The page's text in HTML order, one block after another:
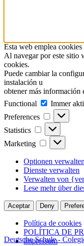
Esta web emplea cookies
Al navegar por este sitio
cookies.
Puede cambiar la
instalación u
obtener más información
Functional
Functional
Immer
Preferences
Statistics Statistics
Marketing Marketing
Optionen verwalten
Dienste verwalten
Verwalten von
Lese mehr über
Aceptar Deny
Política de cookies
POLÍTICA DE
Impressum
Deutsche Schule -